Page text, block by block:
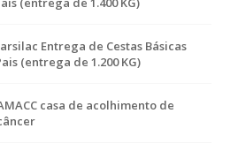
Entrega de Cestas Básicas
(entrega de 1.200 KG)
casa de acolhimento de